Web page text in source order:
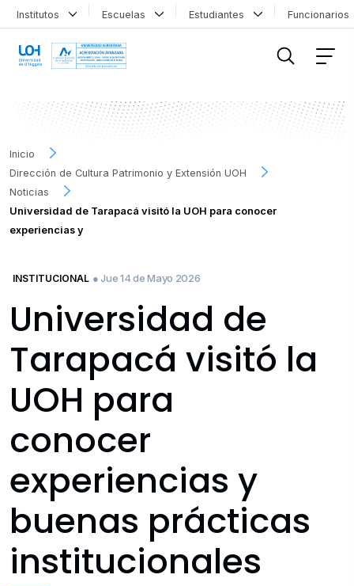
Institutos Escuelas Estudiantes
Inicio
Dirección de Cultura Patrimonio y Extensión UOH
Noticias
Universidad de Tarapacá visitó la UOH para conocer
experiencias y
INSTITUCIONAL ● Jue 14 de Mayo 2026
Universidad de
Tarapacá visitó la
UOH para
conocer
experiencias y
buenas prácticas
institucionales